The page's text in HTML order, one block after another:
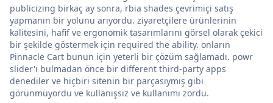
publicizing birkaç ay sonra, rbia shades çevrimiçi satış
yapmanın bir yolunu arıyordu. ziyaretçilere ürünlerinin
kalitesini, hafif ve ergonomik tasarımlarını görsel olarak çekici
bir şekilde göstermek için required the ability. onların
Pinnacle Cart bunun için yeterli bir çözüm sağlamadı. powr
slider'ı bulmadan önce bir different third-party apps
denediler ve hiçbiri sitenin bir parçasıymış gibi
görünmüyordu ve kullanışsız ve kullanımı zordu.